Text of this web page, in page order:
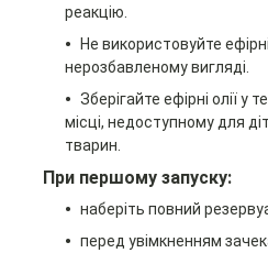
реакцію.
Не використовуйте ефірні
нерозбавленому вигляді.
Зберігайте ефірні олії
місці, недоступному для
тварин.
При першому запуску:
наберіть повний
перед увімкненням